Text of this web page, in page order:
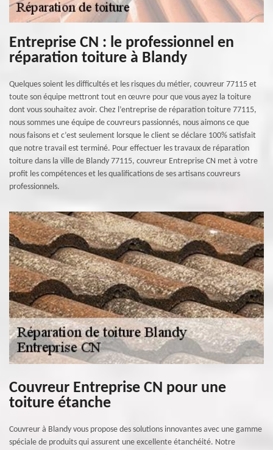
Entreprise CN : le professionnel en
réparation toiture à Blandy
Quelques soient les difficultés et les risques du métier, couvreur 77115 et
toute son équipe mettront tout en œuvre pour que vous ayez la toiture
dont vous souhaitez avoir. Chez l’entreprise de réparation toiture 77115,
nous sommes une équipe de couvreurs passionnés, nous aimons ce que
nous faisons et c’est seulement lorsque le client se déclare 100% satisfait
que notre travail est terminé. Pour effectuer les travaux de réparation
toiture dans la ville de Blandy 77115, couvreur Entreprise CN met à votre
profit les compétences et les qualifications de ses artisans couvreurs
professionnels.
Couvreur Entreprise CN pour une
toiture étanche
Couvreur à Blandy vous propose des solutions innovantes avec une gamme
spéciale de produits qui assurent une excellente étanchéité. Notre